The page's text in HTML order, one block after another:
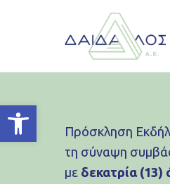
Ανοίξτε τη γραμμή εργαλείων
Πρόσκληση
τη σύναψη
με δεκατρία (13)